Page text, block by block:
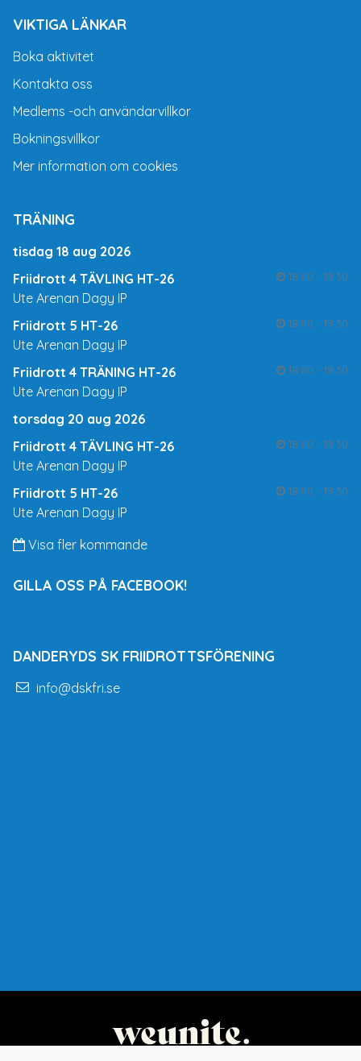
VIKTIGA LÄNKAR
Boka aktivitet
Kontakta oss
Medlems -och användarvillkor
Bokningsvillkor
Mer information om cookies
TRÄNING
tisdag 18 aug 2026
Friidrott 4 TÄVLING HT-26
18:00 - 19:30
Ute Arenan Dagy IP
Friidrott 5 HT-26
18:00 - 19:30
Ute Arenan Dagy IP
Friidrott 4 TRÄNING HT-26
18:00 - 19:30
Ute Arenan Dagy IP
torsdag 20 aug 2026
Friidrott 4 TÄVLING HT-26
18:00 - 19:30
Ute Arenan Dagy IP
Friidrott 5 HT-26
18:00 - 19:30
Ute Arenan Dagy IP
Visa fler kommande
GILLA OSS PÅ FACEBOOK!
DANDERYDS SK FRIIDROTTSFÖRENING
info@dskfri.se